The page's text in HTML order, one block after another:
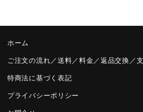
制服メモリー
ホーム
ご注文の流れ／送料／料金／返品交換／
特商法に基づく表記
プライバシーポリシー